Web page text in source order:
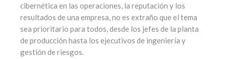
cibernética en las operaciones, la reputación y los
resultados de una empresa, no es extraño que el tema
sea prioritario para todos, desde los jefes de la planta
de producción hasta los ejecutivos de ingeniería y
gestión de riesgos.